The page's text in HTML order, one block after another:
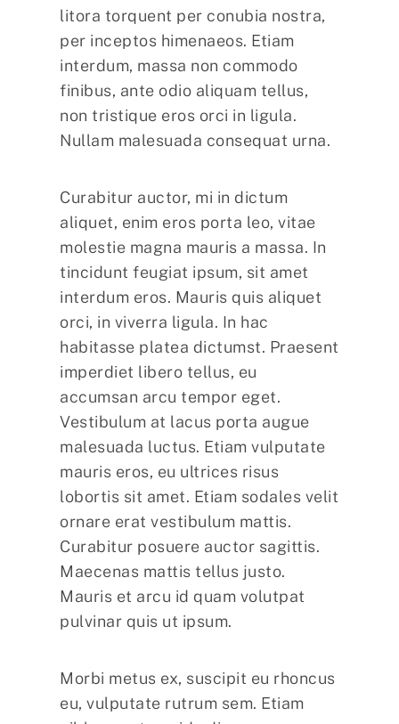
litora torquent per conubia nostra,
per inceptos himenaeos. Etiam
interdum, massa non commodo
finibus, ante odio aliquam tellus,
non tristique eros orci in ligula.
Nullam malesuada consequat urna.
Curabitur auctor, mi in dictum
aliquet, enim eros porta leo, vitae
molestie magna mauris a massa. In
tincidunt feugiat ipsum, sit amet
interdum eros. Mauris quis aliquet
orci, in viverra ligula. In hac
habitasse platea dictumst. Praesent
imperdiet libero tellus, eu
accumsan arcu tempor eget.
Vestibulum at lacus porta augue
malesuada luctus. Etiam vulputate
mauris eros, eu ultrices risus
lobortis sit amet. Etiam sodales velit
ornare erat vestibulum mattis.
Curabitur posuere auctor sagittis.
Maecenas mattis tellus justo.
Mauris et arcu id quam volutpat
pulvinar quis ut ipsum.
Morbi metus ex, suscipit eu rhoncus
eu, vulputate rutrum sem. Etiam